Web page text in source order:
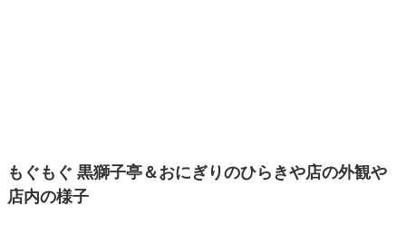
もぐもぐ 黒獅子亭＆おにぎりのひらきや店の外観や
店内の様子